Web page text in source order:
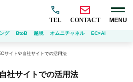
TEL CONTACT MENU
サイトや自社サイトでの活用法
社サイトでの活用法
グ BtoB 越境 オムニチャネル EC×AI